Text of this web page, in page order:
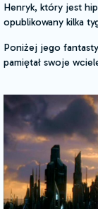
Henryk, który jest
opublikowany kilka
Poniżej jego
pamiętał swoje